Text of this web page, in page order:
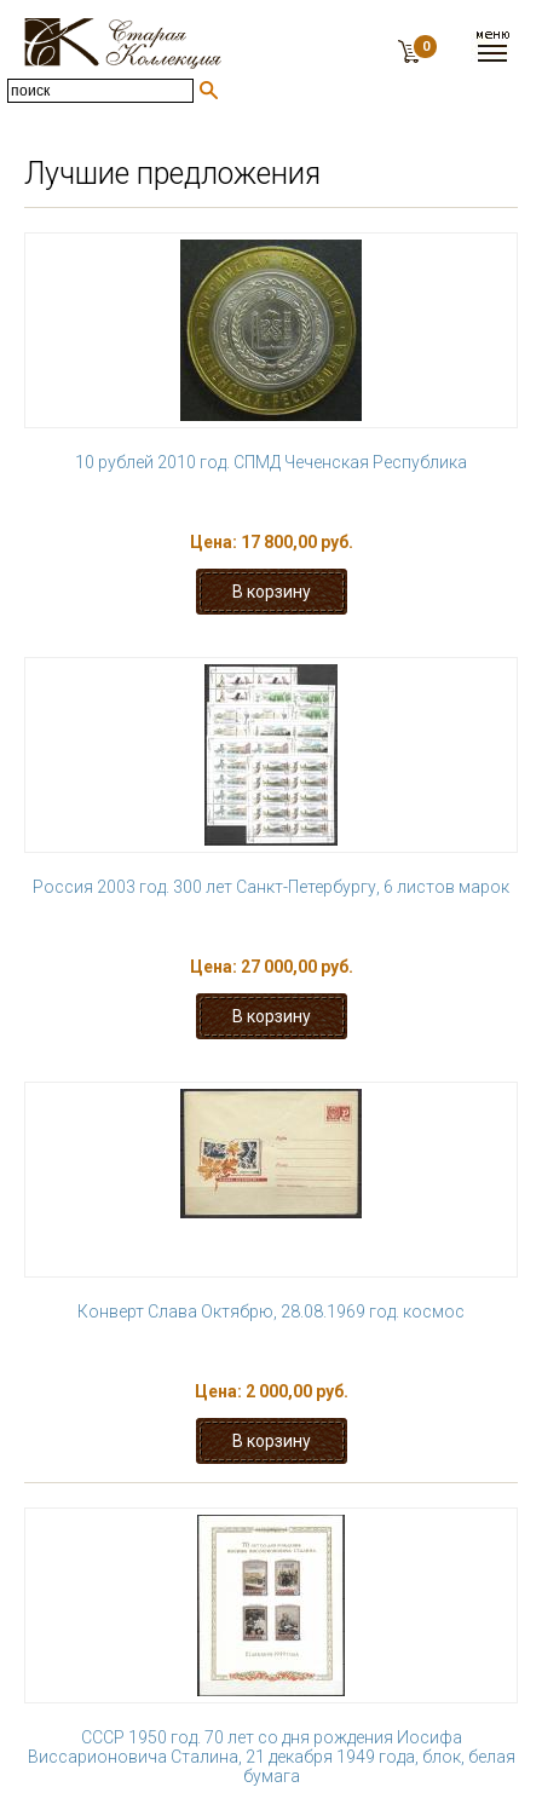
0
Лучшие предложения
10 рублей 2010 год. СПМД Чеченская Республика
Цена: 17 800,00 руб.
Россия 2003 год. 300 лет Санкт-Петербургу, 6 листов марок
Цена: 27 000,00 руб.
Конверт Слава Октябрю, 28.08.1969 год. космос
Цена: 2 000,00 руб.
СССР 1950 год. 70 лет со дня рождения Иосифа
Виссарионовича Сталина, 21 декабря 1949 года, блок, белая
бумага